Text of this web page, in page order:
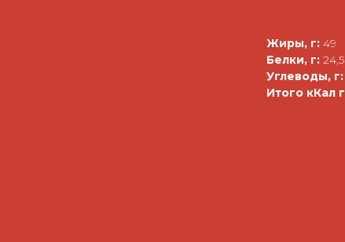
Жиры, г: 49
Белки, г: 24,5
Углеводы, г:
Итого кКал